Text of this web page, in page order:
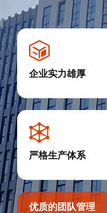
企业实力雄厚
严格生产体系
优质的团队管理